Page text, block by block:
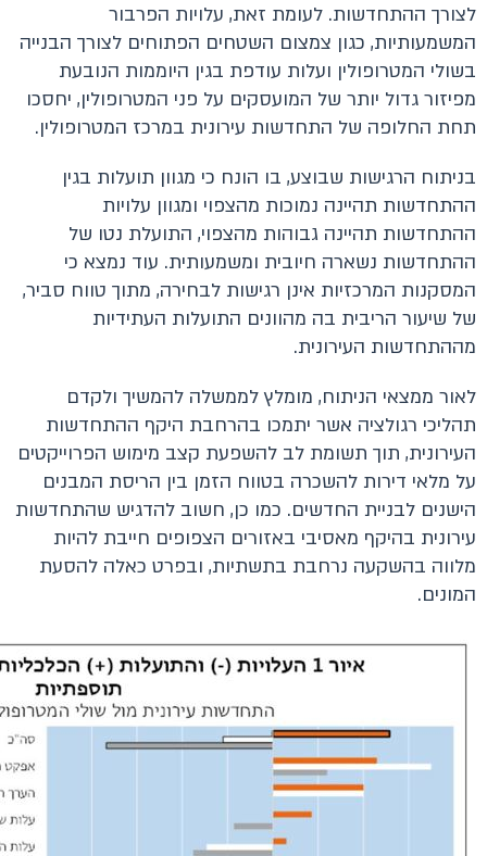
לצורך ההתחדשות. לעומת זאת, עלויות הפרבור
המשמעותיות, כגון צמצום השטחים הפתוחים לצורך הבנייה
בשולי המטרופולין ועלות עודפת בגין היוממות הנובעת
מפיזור גדול יותר של המועסקים על פני המטרופולין, יחסכו
תחת החלופה של התחדשות עירונית במרכז המטרופולין.
בניתוח הרגישות שבוצע, בו הונח כי מגוון תועלות בגין
ההתחדשות תהיינה נמוכות מהצפוי ומגוון עלויות
ההתחדשות תהיינה גבוהות מהצפוי, התועלת נטו של
ההתחדשות נשארה חיובית ומשמעותית. עוד נמצא כי
המסקנות המרכזיות אינן רגישות לבחירה, מתוך טווח סביר,
של שיעור הריבית בה מהוונים התועלות העתידיות
מההתחדשות העירונית.
לאור ממצאי הניתוח, מומלץ לממשלה להמשיך ולקדם
תהליכי רגולציה אשר יתמכו בהרחבת היקף ההתחדשות
העירונית, תוך תשומת לב להשפעת קצב מימוש הפרוייקטים
על מלאי דירות להשכרה בטווח הזמן בין הריסת המבנים
הישנים לבניית החדשים. כמו כן, חשוב להדגיש שהתחדשות
עירונית בהיקף מאסיבי באזורים הצפופים חייבת להיות
מלווה בהשקעה נרחבת בתשתיות, ובפרט כאלה להסעת
המונים.